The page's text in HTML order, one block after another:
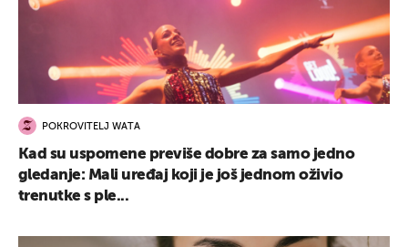
POKROVITELJ WATA
Kad su uspomene previše dobre za samo jedno
gledanje: Mali uređaj koji je još jednom oživio
trenutke s ple...